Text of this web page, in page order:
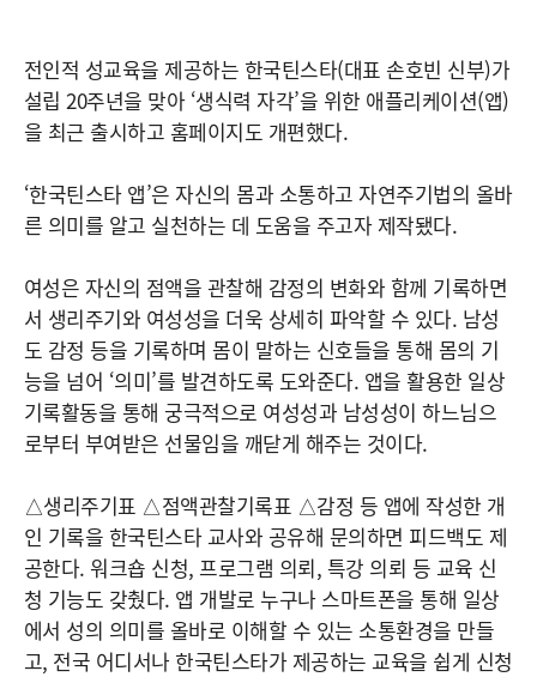
전인적 성교육을 제공하는 한국틴스타(대표 손호빈 신부)가
설립 20주년을 맞아 ‘생식력 자각’을 위한 애플리케이션(앱)
을 최근 출시하고 홈페이지도 개편했다.
‘한국틴스타 앱’은 자신의 몸과 소통하고 자연주기법의 올바
른 의미를 알고 실천하는 데 도움을 주고자 제작됐다.
여성은 자신의 점액을 관찰해 감정의 변화와 함께 기록하면
서 생리주기와 여성성을 더욱 상세히 파악할 수 있다. 남성
도 감정 등을 기록하며 몸이 말하는 신호들을 통해 몸의 기
능을 넘어 ‘의미’를 발견하도록 도와준다. 앱을 활용한 일상
기록활동을 통해 궁극적으로 여성성과 남성성이 하느님으
로부터 부여받은 선물임을 깨닫게 해주는 것이다.
△생리주기표 △점액관찰기록표 △감정 등 앱에 작성한 개
인 기록을 한국틴스타 교사와 공유해 문의하면 피드백도 제
공한다. 워크숍 신청, 프로그램 의뢰, 특강 의뢰 등 교육 신
청 기능도 갖췄다. 앱 개발로 누구나 스마트폰을 통해 일상
에서 성의 의미를 올바로 이해할 수 있는 소통환경을 만들
고, 전국 어디서나 한국틴스타가 제공하는 교육을 쉽게 신청